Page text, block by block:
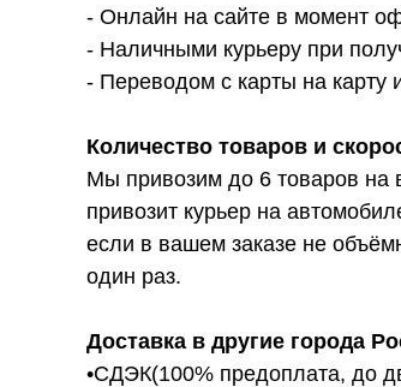
- Онлайн на сайте в момент
- Наличными курьеру при
- Переводом с карты на карту
Количество товаров и
Мы привозим до 6 товаров на
привозит курьер на
если в вашем заказе не
один раз.
Доставка в другие города
•СДЭК(100% предоплата, до